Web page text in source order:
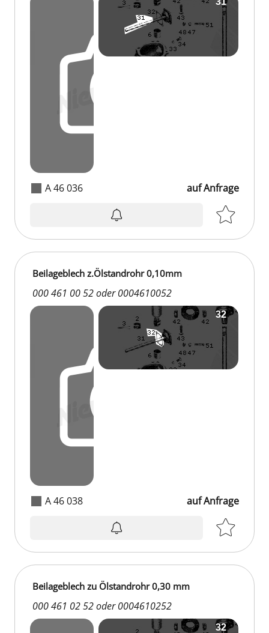
A 46 036 auf Anfrage
A 46 038
Beilageblech z.Ölstandrohr 0,10mm
000 461 00 52 oder 0004610052
auf Anfrage
Beilageblech zu Ölstandrohr 0,30 mm
000 461 02 52 oder 0004610252